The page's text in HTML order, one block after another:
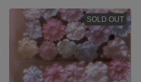
SOLD OUT